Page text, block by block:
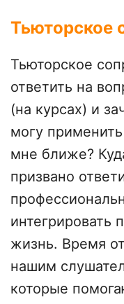
Тьюторское
Тьюторское
ответить на
(на курсах) и
могу
мне ближе?
призвано
интегрировать
жизнь. Время
нашим
которые